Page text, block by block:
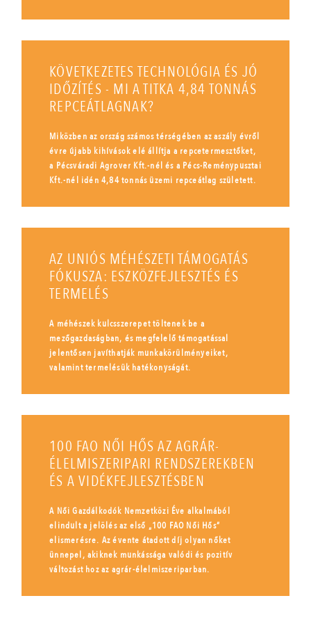
KÖVETKEZETES TECHNOLÓGIA ÉS JÓ
IDŐZÍTÉS - MI A TITKA 4,84 TONNÁS
REPCEÁTLAGNAK?
Miközben az ország számos térségében az aszály évről
évre újabb kihívások elé állítja a repcetermesztőket,
a Pécsváradi Agrover Kft.-nél és a Pécs-Reménypusztai
Kft.-nél idén 4,84 tonnás üzemi repceátlag született.
AZ UNIÓS MÉHÉSZETI TÁMOGATÁS
FÓKUSZA: ESZKÖZFEJLESZTÉS ÉS
TERMELÉS
A méhészek kulcsszerepet töltenek be a
mezőgazdaságban, és megfelelő támogatással
jelentősen javíthatják munkakörülményeiket,
valamint termelésük hatékonyságát.
100 FAO NŐI HŐS AZ AGRÁR-
ÉLELMISZERIPARI RENDSZEREKBEN
ÉS A VIDÉKFEJLESZTÉSBEN
A Női Gazdálkodók Nemzetközi Éve alkalmából
elindult a jelölés az első „100 FAO Női Hős”
elismerésre. Az évente átadott díj olyan nőket
ünnepel, akiknek munkássága valódi és pozitív
változást hoz az agrár-élelmiszeriparban.